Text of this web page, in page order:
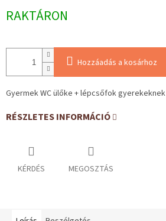
Egységár:
RAKTÁRON
Hozzáadás a kosárhoz
Gyermek WC ülőke + lépcsőfok gyerekeknek
RÉSZLETES INFORMÁCIÓ
KÉRDÉS MEGOSZTÁS